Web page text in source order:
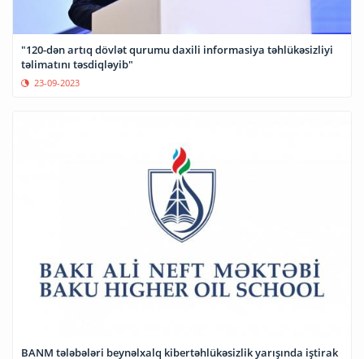
"120-dən artıq dövlət qurumu daxili informasiya təhlükəsizliyi
təlimatını təsdiqləyib"
23-09-2023
BANM tələbələri beynəlxalq kibertəhlükəsizlik yarışında iştirak